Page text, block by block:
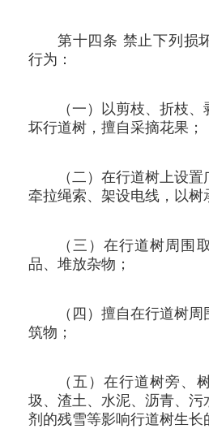
第十四条 禁止下列损
行为：
（一）以剪枝、折枝
坏行道树，擅自采摘花果；
（二）在行道树上设
牵拉绳索、架设电线，以树
（三）在行道树周围
品、堆放杂物；
（四）擅自在行道树
筑物；
（五）在行道树旁、
圾、渣土、水泥、沥青、污
剂的残雪等影响行道树生长